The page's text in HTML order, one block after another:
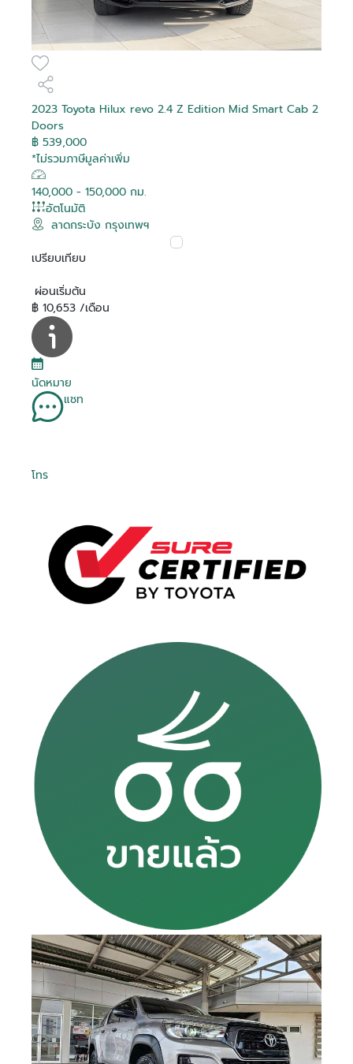
2023 Toyota Hilux revo 2.4 Z Edition Mid Smart Cab 2
Doors
฿ 539,000
*ไม่รวมภาษีมูลค่าเพิ่ม
140,000 - 150,000 กม.
อัตโนมัติ
ลาดกระบัง กรุงเทพฯ
เปรียบเทียบ
ผ่อนเริ่มต้น
฿ 10,653 /เดือน
นัดหมาย
แชท
โทร